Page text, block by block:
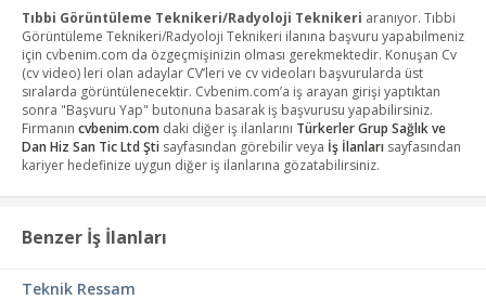
Tıbbi Görüntüleme Teknikeri/Radyoloji Teknikeri aranıyor. Tıbbi
Görüntüleme Teknikeri/Radyoloji Teknikeri ilanına başvuru yapabilmeniz
için cvbenim.com da özgeçmişinizin olması gerekmektedir. Konuşan Cv
(cv video) leri olan adaylar CV’leri ve cv videoları başvurularda üst
sıralarda görüntülenecektir. Cvbenim.com’a iş arayan girişi yaptıktan
sonra "Başvuru Yap" butonuna basarak iş başvurusu yapabilirsiniz.
Firmanın cvbenim.com daki diğer iş ilanlarını Türkerler Grup Sağlık ve
Dan Hiz San Tic Ltd Şti sayfasından görebilir veya İş İlanları sayfasından
kariyer hedefinize uygun diğer iş ilanlarına gözatabilirsiniz.
Benzer İş İlanları
Teknik Ressam